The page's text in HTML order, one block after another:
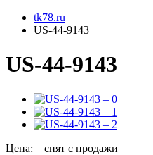
tk78.ru
US-44-9143
US-44-9143
Цена: снят с продажи